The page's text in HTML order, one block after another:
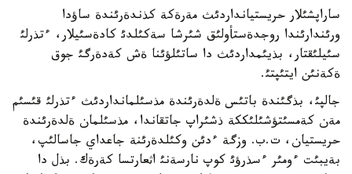
ساراپشئلار حريستيانداردئث مةرةكة كذندةرئندة ساؤدا
ورئندارئندا روجدةستأولئق شئرشا سةكئلدئ كادةسئيلار، ءتذرلئ
سئيلئقتار، بذيئمداردئث دا ساتئلؤئنا ةش كةدةرگئ جوق
ةكةنئن ايتئپتئ.
جالپئ، بذگئندة باتئس ةلدةرئندة مذسئلمانداردئث ءتذرلئ قئسئم
مةن كةمسئتؤشئلئككة ذشئراپ جاتقاندا، مذسئلمان ةلدةرئندة
حريستيان، ت.ب. وزگة ءدئن وكئلدةرئنة جاعداي جاسالئپ،
بةيبئت ءومئر ءسذرؤئ كوپ نارسةنئ اثعارتسا كةرةك. بذل دا